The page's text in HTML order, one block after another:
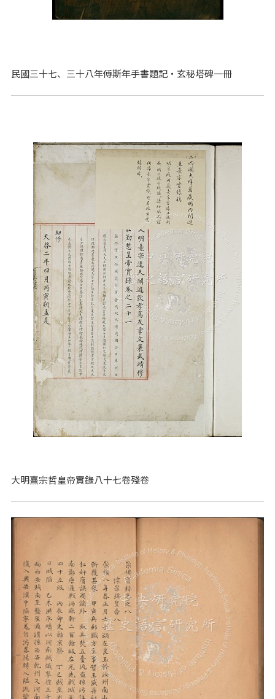
民國三十七、三十八年傅斯年手書題記‧玄秘塔碑一冊
大明熹宗哲皇帝實錄八十七卷殘卷